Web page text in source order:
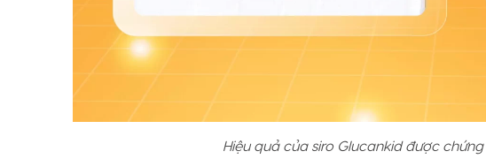
Hiệu quả của siro Glucankid được